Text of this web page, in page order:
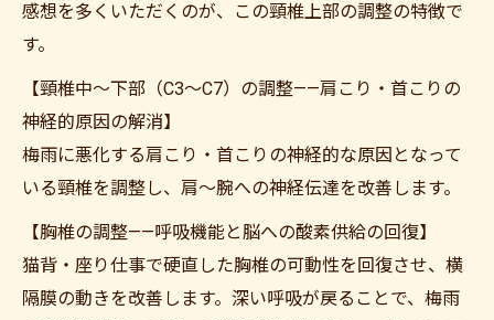
感想を多くいただくのが、この頸椎上部の調整の特徴で
す。
【頸椎中〜下部（C3〜C7）の調整——肩こり・首こりの
神経的原因の解消】
梅雨に悪化する肩こり・首こりの神経的な原因となって
いる頸椎を調整し、肩〜腕への神経伝達を改善します。
【胸椎の調整——呼吸機能と脳への酸素供給の回復】
猫背・座り仕事で硬直した胸椎の可動性を回復させ、横
隔膜の動きを改善します。深い呼吸が戻ることで、梅雨